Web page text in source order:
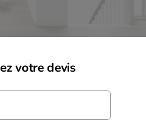
votre devis